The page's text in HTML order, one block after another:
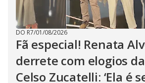
DO R7/01/08/2026
Fã especial! Renata
derrete com elogios
Celso Zucatelli: ‘Ela é